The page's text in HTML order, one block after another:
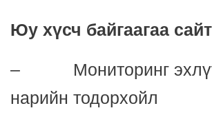
Юу хүсч байгаагаа
– Мониторинг
нарийн тодорхойл